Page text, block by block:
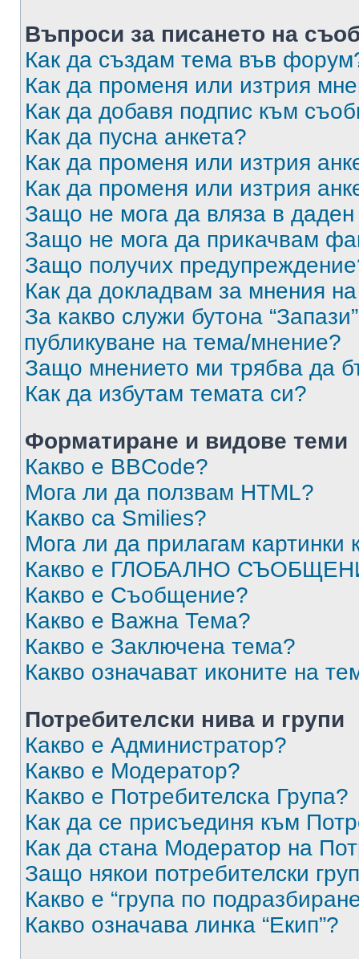
Въпроси за писането на
Как да създам тема във
Как да променя или изтрия
Как да добавя подпис към
Как да пусна анкета?
Как да променя или изтрия
Как да променя или изтрия
Защо не мога да вляза в
Защо не мога да прикачвам
Защо получих
Как да докладвам за мнения
За какво служи бутона
публикуване на тема/мнение?
Защо мнението ми трябва да
Как да избутам темата си?
Форматиране и видове теми
Какво е BBCode?
Мога ли да ползвам HTML?
Какво са Smilies?
Мога ли да прилагам
Какво е ГЛОБАЛНО
Какво е Съобщение?
Какво е Важна Тема?
Какво е Заключена тема?
Какво означават иконите на
Потребителски нива и групи
Какво е Администратор?
Какво е Модератор?
Какво е Потребителска Група?
Как да се присъединя към
Как да стана Модератор на
Защо някои потребителски
Какво е “група по
Какво означава линка “Екип”?